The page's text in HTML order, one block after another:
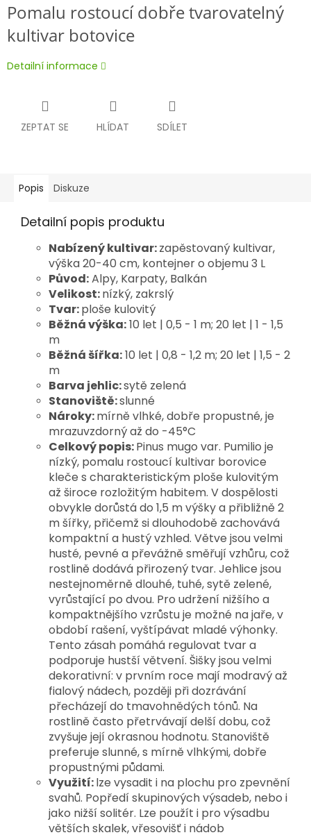
Pomalu rostoucí dobře tvarovatelný
kultivar botovice
Detailní informace
ZEPTAT SE HLÍDAT SDÍLET
Popis Diskuze
Detailní popis produktu
Nabízený kultivar:zapěstovaný kultivar,
výška 20-40 cm, kontejner o objemu 3 L
Původ:Alpy, Karpaty, Balkán
Velikost:nízký, zakrslý
Tvar:ploše kulovitý
Běžná výška:10 let | 0,5 - 1 m; 20 let | 1 - 1,5
m
Běžná šířka:10 let | 0,8 - 1,2 m; 20 let | 1,5 - 2
m
Barva jehlic:sytě zelená
Stanoviště:slunné
Nároky:mírně vlhké, dobře propustné, je
mrazuvzdorný až do -45°C
Celkový popis:Pinus mugo var. Pumilio je
nízký, pomalu rostoucí kultivar borovice
kleče s charakteristickým ploše kulovitým
až široce rozložitým habitem. V dospělosti
obvykle dorůstá do 1,5 m výšky a přibližně 2
m šířky, přičemž si dlouhodobě zachovává
kompaktní a hustý vzhled. Větve jsou velmi
husté, pevné a převážně směřují vzhůru, což
rostlině dodává přirozený tvar. Jehlice jsou
nestejnoměrně dlouhé, tuhé, sytě zelené,
vyrůstající po dvou. Pro udržení nižšího a
kompaktnějšího vzrůstu je možné na jaře, v
období rašení, vyštípávat mladé výhonky.
Tento zásah pomáhá regulovat tvar a
podporuje hustší větvení. Šišky jsou velmi
dekorativní: v prvním roce mají modravý až
fialový nádech, později při dozrávání
přecházejí do tmavohnědých tónů. Na
rostlině často přetrvávají delší dobu, což
zvyšuje její okrasnou hodnotu. Stanoviště
preferuje slunné, s mírně vlhkými, dobře
propustnými půdami.
Využití:lze vysadit i na plochu pro zpevnění
svahů. Popředí skupinových výsadeb, nebo i
jako nižší solitér. Lze použít i pro výsadbu
větších skalek, vřesovišť i nádob